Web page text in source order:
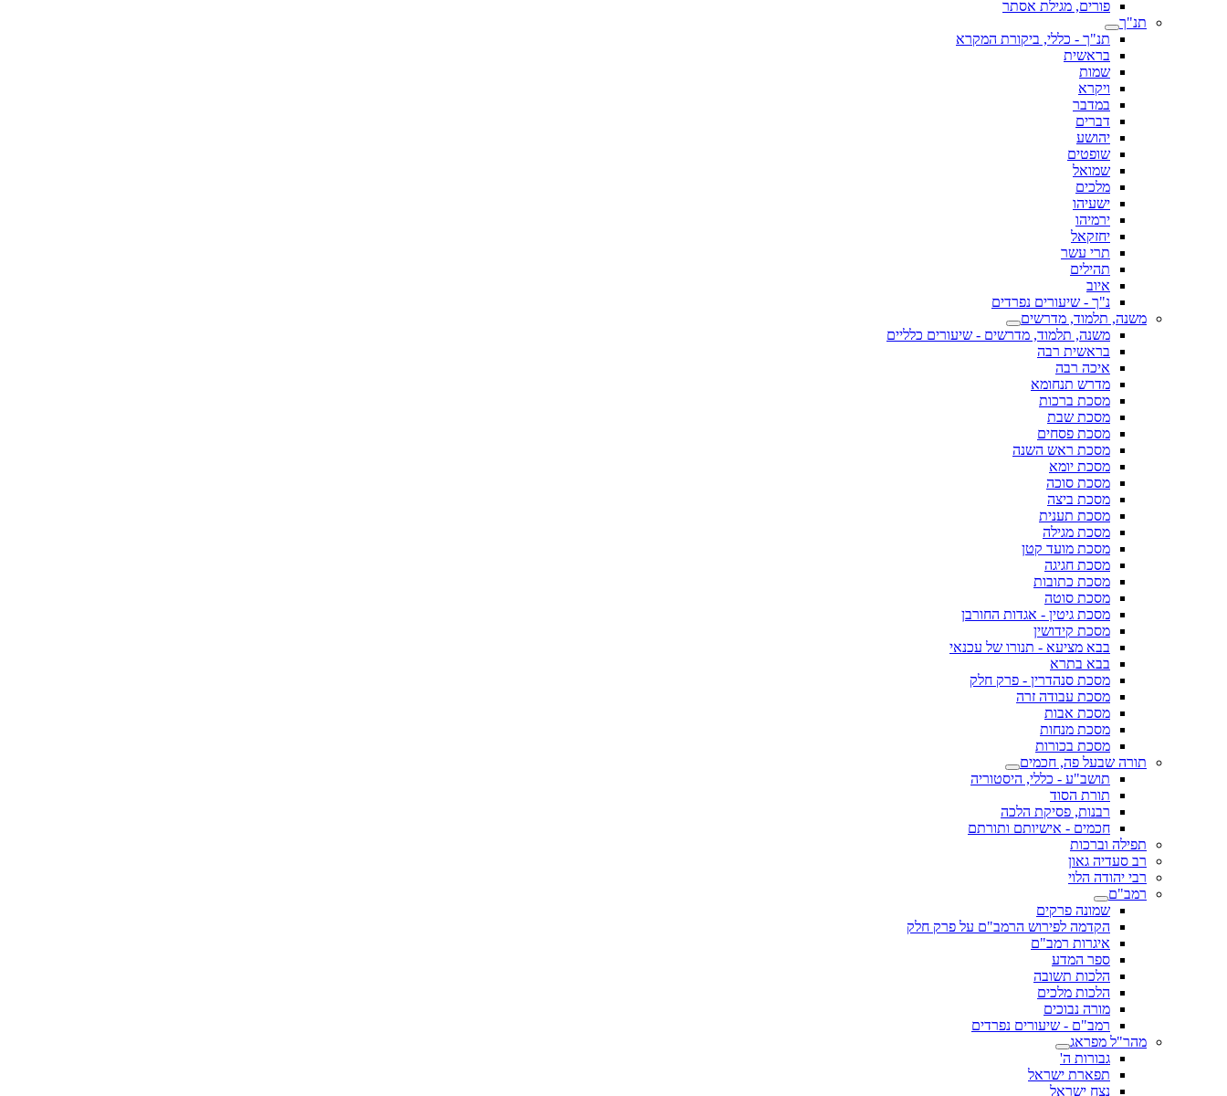
פורים, מגילת אסתר
תנ"ך
תנ"ך - כללי, ביקורת המקרא
בראשית
שמות
ויקרא
במדבר
דברים
יהושע
שופטים
שמואל
מלכים
ישעיהו
ירמיהו
יחזקאל
תרי עשר
תהילים
איוב
נ"ך - שיעורים נפרדים
משנה, תלמוד, מדרשים
משנה, תלמוד, מדרשים - שיעורים כלליים
בראשית רבה
איכה רבה
מדרש תנחומא
מסכת ברכות
מסכת שבת
מסכת פסחים
מסכת ראש השנה
מסכת יומא
מסכת סוכה
מסכת ביצה
מסכת תענית
מסכת מגילה
מסכת מועד קטן
מסכת חגיגה
מסכת כתובות
מסכת סוטה
מסכת גיטין - אגדות החורבן
מסכת קידושין
בבא מציעא - תנורו של עכנאי
בבא בתרא
מסכת סנהדרין - פרק חלק
מסכת עבודה זרה
מסכת אבות
מסכת מנחות
מסכת בכורות
תורה שבעל פה, חכמים
תושב"ע - כללי, היסטוריה
תורת הסוד
רבנות, פסיקת הלכה
חכמים - אישיותם ותורתם
תפילה וברכות
רב סעדיה גאון
רבי יהודה הלוי
רמב"ם
שמונה פרקים
הקדמה לפירוש הרמב"ם על פרק חלק
איגרות רמב"ם
ספר המדע
הלכות תשובה
הלכות מלכים
מורה נבוכים
רמב"ם - שיעורים נפרדים
מהר"ל מפראג
גבורות ה'
תפארת ישראל
נצח ישראל